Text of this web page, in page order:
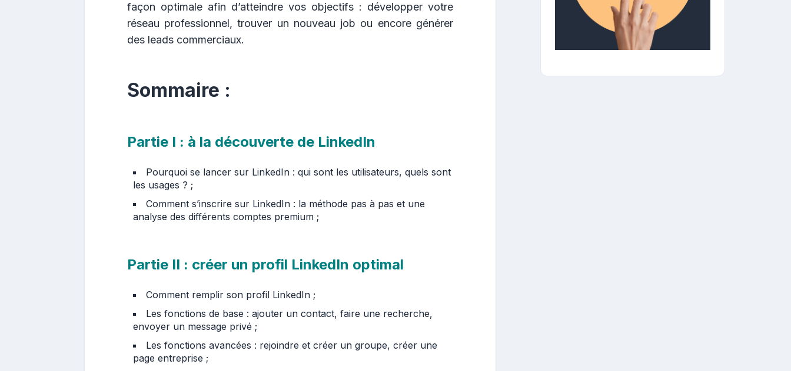
façon optimale afin d’atteindre vos objectifs : développer votre
réseau professionnel, trouver un nouveau job ou encore générer
des leads commerciaux.
Sommaire :
Partie I : à la découverte de LinkedIn
Pourquoi se lancer sur LinkedIn : qui sont les utilisateurs, quels sont
les usages ? ;
Comment s’inscrire sur LinkedIn : la méthode pas à pas et une
analyse des différents comptes premium ;
Partie II : créer un profil LinkedIn optimal
Comment remplir son profil LinkedIn ;
Les fonctions de base : ajouter un contact, faire une recherche,
envoyer un message privé ;
Les fonctions avancées : rejoindre et créer un groupe, créer une
page entreprise ;